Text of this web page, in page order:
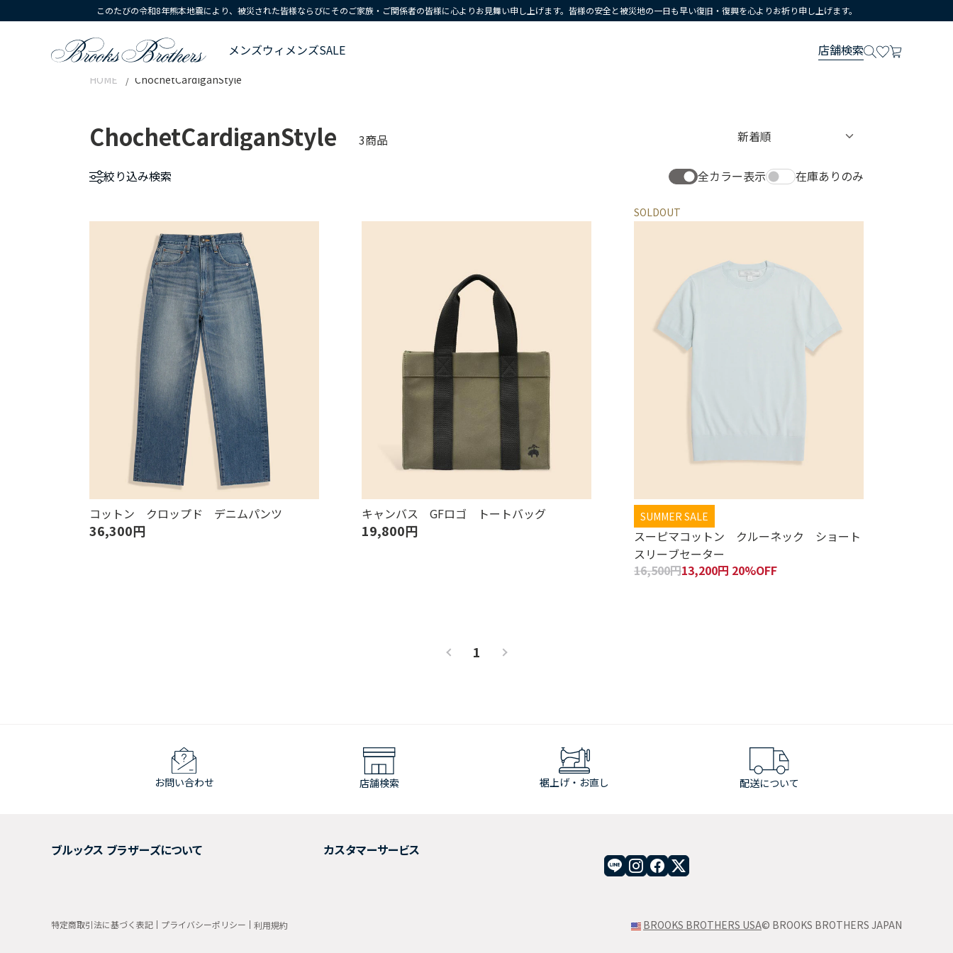
このたびの令和8年熊本地震により、被災された皆様ならびにそのご家族・ご関係者の皆様に心よりお見舞い申し上げます。皆様の安全と被災地の一日も早い復旧・復興を心よりお祈り申し上げます。
メンズウィメンズSALE 店舗検索
HOME ChochetCardiganStyle
ChochetCardiganStyle 3商品
絞り込み検索 全カラー表示 在庫ありのみ
コットン クロップド デニムパンツ
36,300円
キャンバス GFロゴ トートバッグ
19,800円
SOLDOUT
SUMMER SALE
スーピマコットン クルーネック ショート
スリーブセーター
16,500円13,200円 20%OFF
1
お問い合わせ 店舗検索 裾上げ・お直し 配送について
ブルックス ブラザーズについて カスタマーサービス
特定商取引法に基づく表記 プライバシーポリシー 利用規約 BROOKS BROTHERS USA© BROOKS BROTHERS JAPAN